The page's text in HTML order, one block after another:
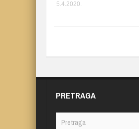
5.4.2020.
PRETRAGA